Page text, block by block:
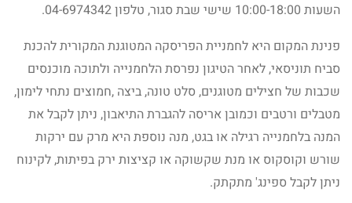
השעות 10:00-18:00 שישי שבת סגור, טלפון 04-6974342.
פנינת המקום היא לחמניית הפריסקה המטוגנת המקורית להכנת
סביח תוניסאי, לאחר הטיגון נפרסת הלחמנייה ולתוכה מוכנסים
שכבות של חצילים מטוגנים, סלט טונה, ביצה ,חמוצים נתחי לימון,
מטבלים ורטבים וכמובן אריסה להגברת התיאבון, ניתן לקבל את
המנה בלחמנייה רגילה או בגט, מנה נוספת היא מרק עם ירקות
שורש וקוסקוס או מנת שקשוקה או קציצות ירק בפיתות, לקינוח
ניתן לקבל ספינג' מתקתק.